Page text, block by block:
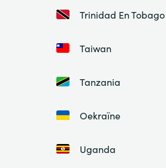
Trinidad En Tobago
Taiwan
Tanzania
Oekraïne
Uganda